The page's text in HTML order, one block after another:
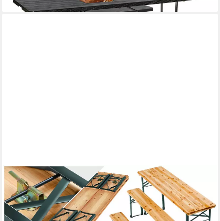
TECTAKE
Bierzeltgarnitur Bierzelt-Set "Sissi" - Klappbar für bis zu 8
Personen, (Festzeltgarnitur Set 3 tlg, 3-tlg., Optik klassisch in
Braun), Langlebiges Tannenholz mit wasserabweisender